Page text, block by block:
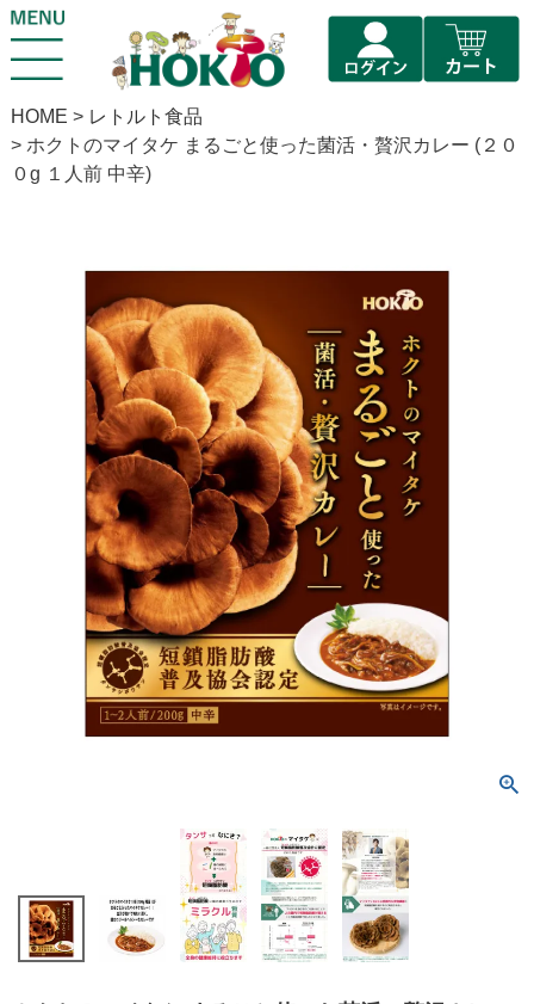
HOME
レトルト食品
ホクトのマイタケ まるごと使った菌活・贅沢カレー (２０
０g １人前 中辛)